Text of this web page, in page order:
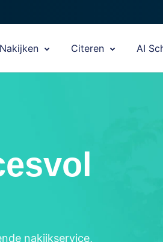
Nakijken Citeren AI
nakijkservice,